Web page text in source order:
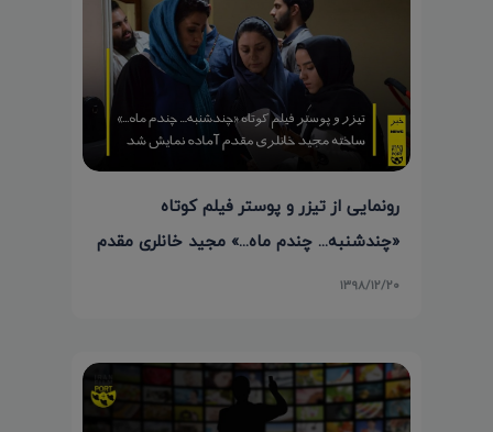
رونمایی از تیزر و پوستر فیلم کوتاه
«چندشنبه... چندم ماه...» مجید خانلری مقدم
۱۳۹۸/۱۲/۲۰